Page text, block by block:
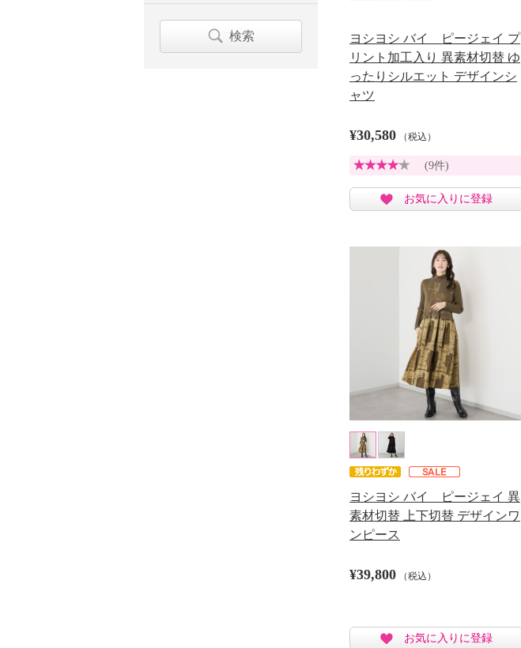
ヨシヨシ バイ ピージェイ プ
リント加工入り 異素材切替 ゆ
ったりシルエット デザインシ
ャツ
¥30,580 （税込）
(9件)
お気に入りに登録
ヨシヨシ バイ ピージェイ 異
素材切替 上下切替 デザインワ
ンピース
¥39,800 （税込）
お気に入りに登録
検索